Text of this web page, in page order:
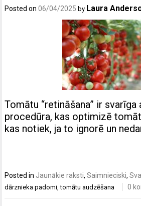
Posted on06/04/2025 by Laura
Tomātu “retināšana” ir
procedūra, kas optimizē
kas notiek, ja to ignorē un
Posted in Jaunākie raksti,Saimnieciski,
dārznieka padomi ,tomātu audzēšana 0